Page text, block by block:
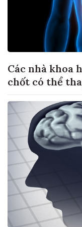
Các nhà khoa
chốt có thể